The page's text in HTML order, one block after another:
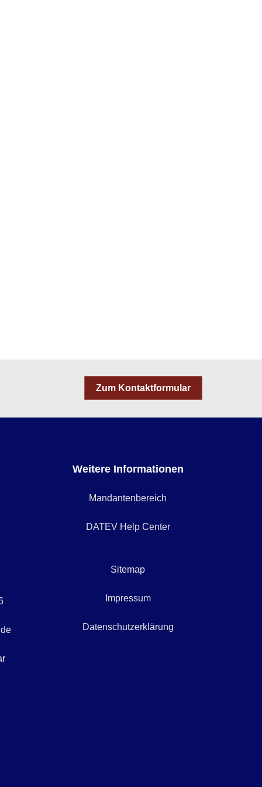
Zum Kontaktformular
Weitere Informationen
Mandantenbereich
DATEV Help Center
Sitemap
Impressum
Datenschutzerklärung